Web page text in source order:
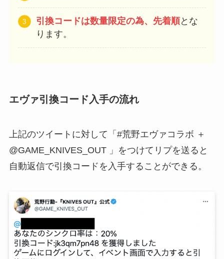
引換コードは数量限定の為、先着順とな
ります。
エヴァ引換コード入手の流れ
上記のツイートに対して「#荒野エヴァコラボ ＋
@GAME_KNIVES_OUT 」をつけてリプを送ると
自動返信で引換コードを入手することができる。